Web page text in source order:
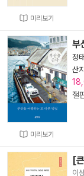
미리보기
미리보기
부
정
산
절
[
이